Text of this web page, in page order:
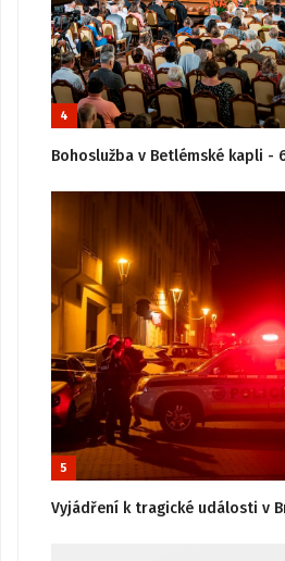
4
Bohoslužba v Betlémské kapli -
5
Vyjádření k tragické události v